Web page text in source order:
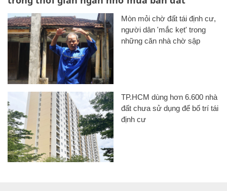
Mòn mỏi chờ đất tái định cư,
người dân 'mắc kẹt' trong
những căn nhà chờ sập
TP.HCM dùng hơn 6.600 nhà
đất chưa sử dụng để bố trí tái
định cư